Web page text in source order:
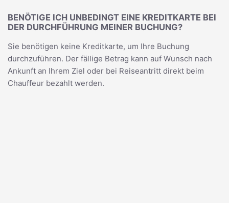
BENÖTIGE ICH UNBEDINGT EINE KREDITKARTE BEI
DER DURCHFÜHRUNG MEINER BUCHUNG?
Sie benötigen keine Kreditkarte, um Ihre Buchung
durchzuführen. Der fällige Betrag kann auf Wunsch nach
Ankunft an Ihrem Ziel oder bei Reiseantritt direkt beim
Chauffeur bezahlt werden.